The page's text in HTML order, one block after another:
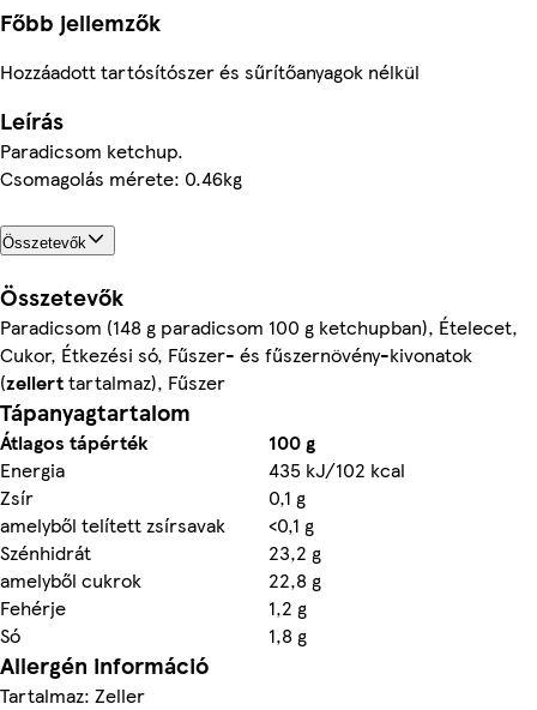
Főbb jellemzők
Hozzáadott tartósítószer és sűrítőanyagok nélkül
Leírás
Paradicsom ketchup.
Csomagolás mérete: 0.46kg
Összetevők
Összetevők
Paradicsom (148 g paradicsom 100 g ketchupban), Ételecet,
Cukor, Étkezési só, Fűszer- és fűszernövény-kivonatok
(zellerttartalmaz), Fűszer
Tápanyagtartalom
Átlagos tápérték
100 g
Energia
435 kJ/102 kcal
Zsír
0,1 g
amelyből telített zsírsavak
<0,1 g
Szénhidrát
23,2 g
amelyből cukrok
22,8 g
Fehérje
1,2 g
Só
1,8 g
Allergén információ
Tartalmaz: Zeller